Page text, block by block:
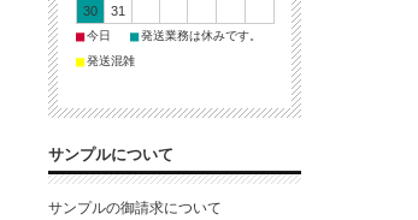
30
31
■今日 ■発送業務は休みです。
■発送混雑
サンプルについて
サンプルの御請求について